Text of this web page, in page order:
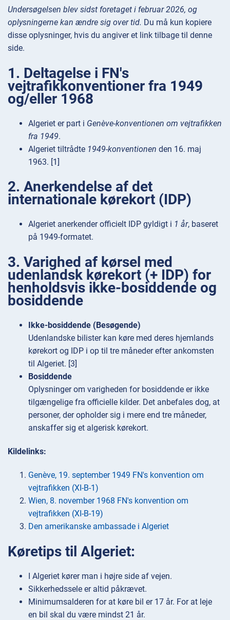
Undersøgelsen blev sidst foretaget i februar 2026, og
oplysningerne kan ændre sig over tid. Du må kun kopiere
disse oplysninger, hvis du angiver et link tilbage til denne
side.
1. Deltagelse i FN's
vejtrafikkonventioner fra 1949
og/eller 1968
Algeriet er part i Genève-konventionen om vejtrafikken
fra 1949.
Algeriet tiltrådte 1949-konventionen den 16. maj
1963. [1]
2. Anerkendelse af det
internationale kørekort (IDP)
Algeriet anerkender officielt IDP gyldigt i 1 år, baseret
på 1949-formatet.
3. Varighed af kørsel med
udenlandsk kørekort (+ IDP) for
henholdsvis ikke-bosiddende og
bosiddende
Ikke-bosiddende (Besøgende)
Udenlandske bilister kan køre med deres hjemlands
kørekort og IDP i op til tre måneder efter ankomsten
til Algeriet. [3]
Bosiddende
Oplysninger om varigheden for bosiddende er ikke
tilgængelige fra officielle kilder. Det anbefales dog, at
personer, der opholder sig i mere end tre måneder,
anskaffer sig et algerisk kørekort.
Kildelinks:
Genève, 19. september 1949 FN's konvention om
vejtrafikken (XI-B-1)
Wien, 8. november 1968 FN's konvention om
vejtrafikken (XI-B-19)
Den amerikanske ambassade i Algeriet
Køretips til Algeriet:
I Algeriet kører man i højre side af vejen.
Sikkerhedssele er altid påkrævet.
Minimumsalderen for at køre bil er 17 år. For at leje
en bil skal du være mindst 21 år.